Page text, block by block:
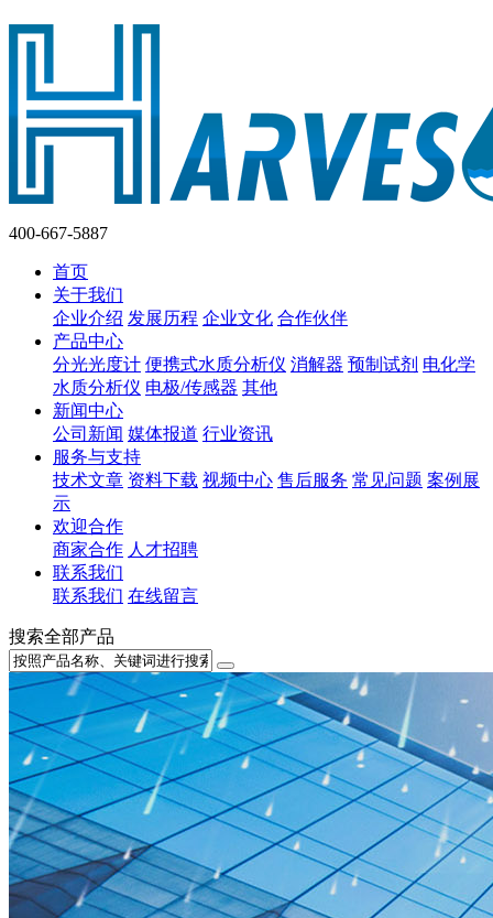
400-667-5887
首页
关于我们
企业介绍 发展历程 企业文化 合作伙伴
产品中心
分光光度计 便携式水质分析仪 消解器 预制试剂 电化学
水质分析仪 电极/传感器 其他
新闻中心
公司新闻 媒体报道 行业资讯
服务与支持
技术文章 资料下载 视频中心 售后服务 常见问题 案例展
示
欢迎合作
商家合作 人才招聘
联系我们
联系我们 在线留言
搜索全部产品